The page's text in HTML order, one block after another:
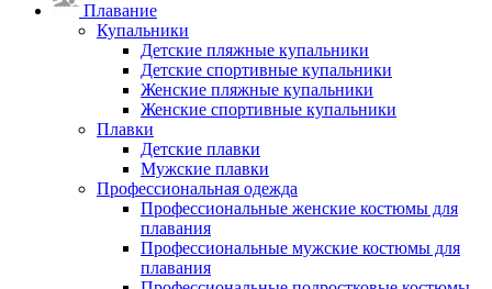
Плавание
Купальники
Детские пляжные купальники
Детские спортивные купальники
Женские пляжные купальники
Женские спортивные купальники
Плавки
Детские плавки
Мужские плавки
Профессиональная одежда
Профессиональные женские костюмы для
плавания
Профессиональные мужские костюмы для
плавания